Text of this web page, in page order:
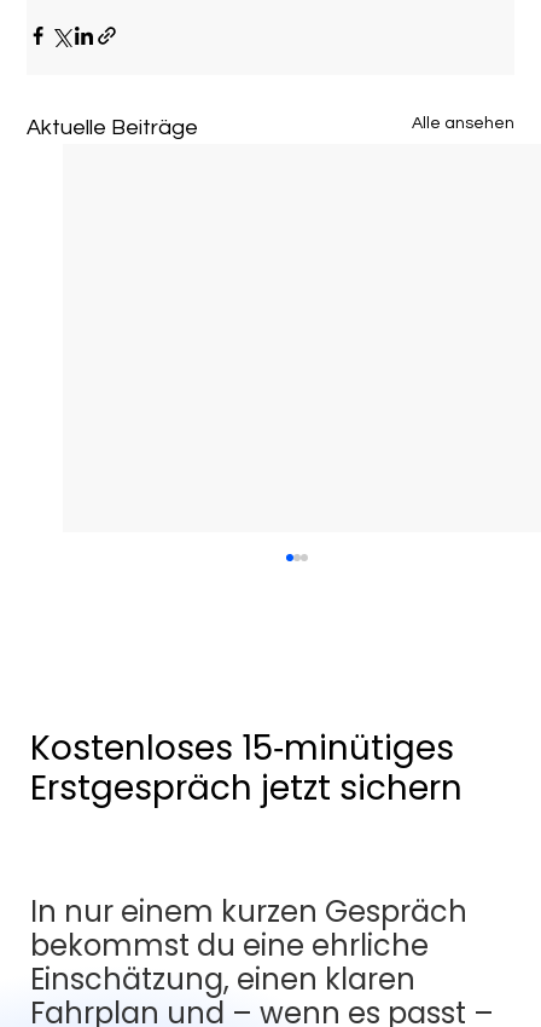
Aktuelle Beiträge Alle ansehen
Kostenloses 15‑minütiges
Erstgespräch jetzt sichern
In nur einem kurzen Gespräch
bekommst du eine ehrliche
Einschätzung, einen klaren
Fahrplan und – wenn es passt –